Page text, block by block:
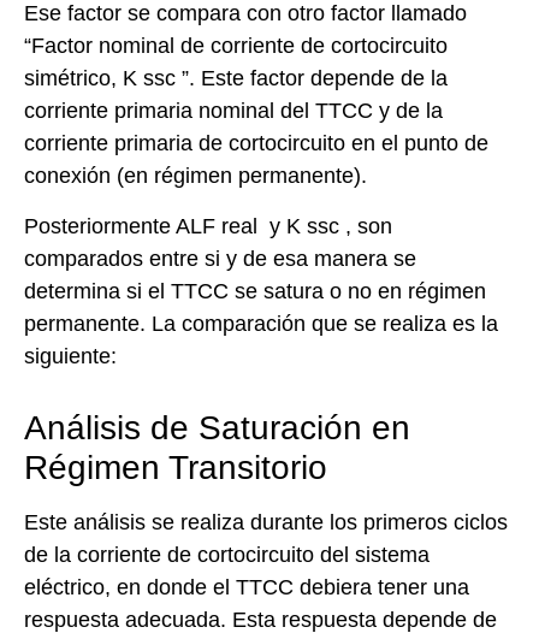
Ese factor se compara con otro factor llamado
“Factor nominal de corriente de cortocircuito
simétrico, K ssc ”. Este factor depende de la
corriente primaria nominal del TTCC y de la
corriente primaria de cortocircuito en el punto de
conexión (en régimen permanente).
Posteriormente ALF real y K ssc , son
comparados entre si y de esa manera se
determina si el TTCC se satura o no en régimen
permanente. La comparación que se realiza es la
siguiente:
Análisis de Saturación en
Régimen Transitorio
Este análisis se realiza durante los primeros ciclos
de la corriente de cortocircuito del sistema
eléctrico, en donde el TTCC debiera tener una
respuesta adecuada. Esta respuesta depende de